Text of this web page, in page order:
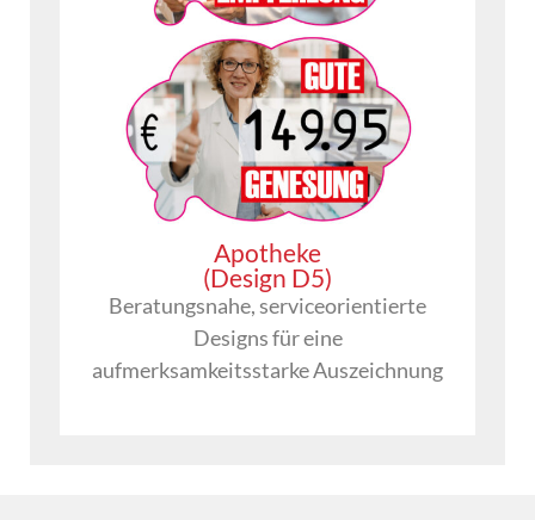
Apotheke
(Design D5)
Beratungsnahe, serviceorientierte
Designs für eine
aufmerksamkeitsstarke Auszeichnung